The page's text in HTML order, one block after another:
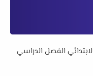
الفصل الدراسي